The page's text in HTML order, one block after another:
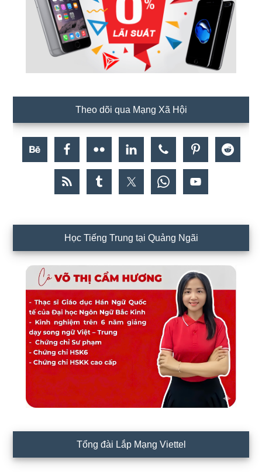
Theo dõi qua Mạng Xã Hội
Học Tiếng Trung tại Quảng Ngãi
Tổng đài Lắp Mạng Viettel